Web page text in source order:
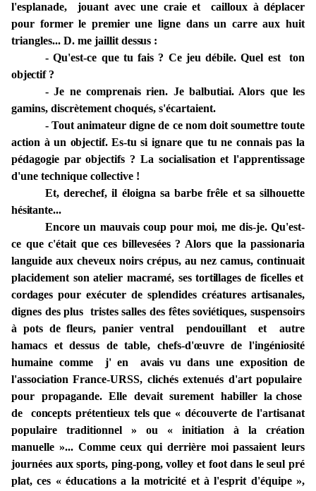
l'esplanade, jouant avec une craie et cailloux à déplacer
pour former le premier une ligne dans un carreauxhuit
triangles... D. me jaillit dessus :
- Qu'est-ce que tu fais ? Ce jeu débile. Quel est ton
objectif ?
- Je ne comprenais rien. Je balbutiai. Alors queles
gamins, discrètement choqués, s'écartaient.
- Tout animateur digne de ce nom doit soumettre toute
action àun objectif. Es-tu si ignare que tu ne connais pas la
pédagogie par objectifs ? La socialisation et l'apprentissage
d'une technique collective !
Et, derechef, il éloigna sabarbe frêle et sasilhouette
hésitante...
Encore un mauvais coup pour moi, me dis-je. Qu'est-
ce que c'était que ces billevesées ? Alors que la passionaria
languide aux cheveux noirs crépus, au nez camus, continuait
placidement son atelier macramé, ses tortillagesde ficelleset
cordagespour exécuter de splendides créatures artisanales,
dignes des plus tristes salles des fêtes soviétiques, suspensoirs
à pots de fleurs, panier ventral pendouillant et autre
hamacs et dessus de table, chefs-d'œuvre de l'ingéniosité
humaine comme j' enavais vu dans une exposition de
l'association France-URSS, clichés extenués d'art populaire
pour propagande.Elle devait surement habiller la chose
de conceptsprétentieux tels que « découverte de l'artisanat
populaire traditionnel » ou « initiation à la création
manuelle »... Comme ceux qui derrière moi passaient leurs
journées aux sports, ping-pong, volley et foot dans le seul pré
plat, ces « éducations a la motricité et à l'esprit d'équipe »,